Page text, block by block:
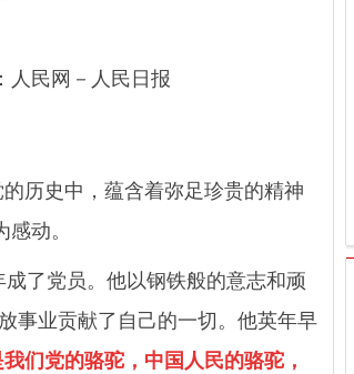
人民网－人民日报
历史中，蕴含着弥足珍贵的精神
动。
了党员。他以钢铁般的意志和顽
事业贡献了自己的一切。他英年早
们党的骆驼，中国人民的骆驼，